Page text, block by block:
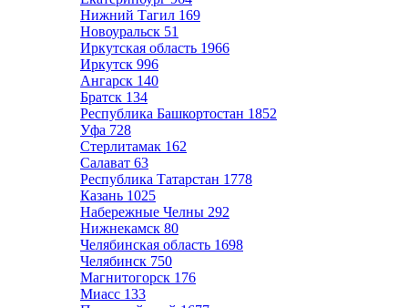
Нижний Тагил 169
Новоуральск 51
Иркутская область 1966
Иркутск 996
Ангарск 140
Братск 134
Республика Башкортостан 1852
Уфа 728
Стерлитамак 162
Салават 63
Республика Татарстан 1778
Казань 1025
Набережные Челны 292
Нижнекамск 80
Челябинская область 1698
Челябинск 750
Магнитогорск 176
Миасс 133